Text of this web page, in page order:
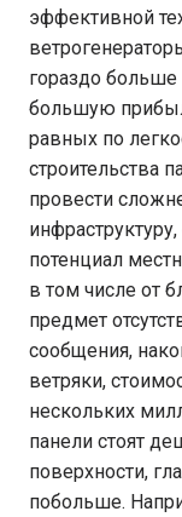
эффективной
гораздо больше
большую
равных по
строительства
провести
потенциал
в том числе от
предмет
сообщения,
ветряки,
нескольких
панели стоят
поверхности,
побольше.